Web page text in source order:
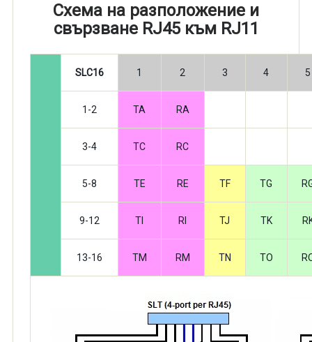
Схема на разположение и
свързване RJ45 към RJ11
SLC16 1 2 3 4 5
1-2 TA RA
3-4 TC RC
5-8 TE RE TF TG
9-12 TI RI TJ TK
13-16 TM RM TN TO